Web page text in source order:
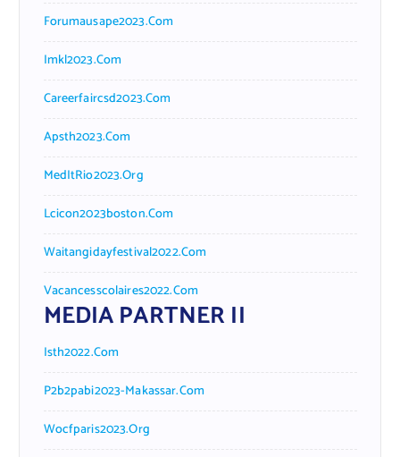
Forumausape2023.com
Imkl2023.com
Careerfaircsd2023.com
Apsth2023.com
MedItRio2023.org
Lcicon2023boston.com
Waitangidayfestival2022.com
Vacancesscolaires2022.com
MEDIA PARTNER II
Isth2022.com
P2b2pabi2023-Makassar.com
Wocfparis2023.org